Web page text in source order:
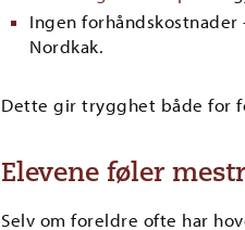
Ingen
Nordkak.
Dette gir trygghet både for
Elevene føler
Selv om foreldre ofte har